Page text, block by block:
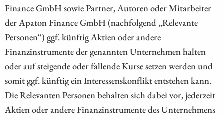
Finance GmbH sowie Partner, Autoren oder Mitarbeiter
der Apaton Finance GmbH (nachfolgend „Relevante
Personen“) ggf. künftig Aktien oder andere
Finanzinstrumente der genannten Unternehmen halten
oder auf steigende oder fallende Kurse setzen werden und
somit ggf. künftig ein Interessenskonflikt entstehen kann.
Die Relevanten Personen behalten sich dabei vor, jederzeit
Aktien oder andere Finanzinstrumente des Unternehmens